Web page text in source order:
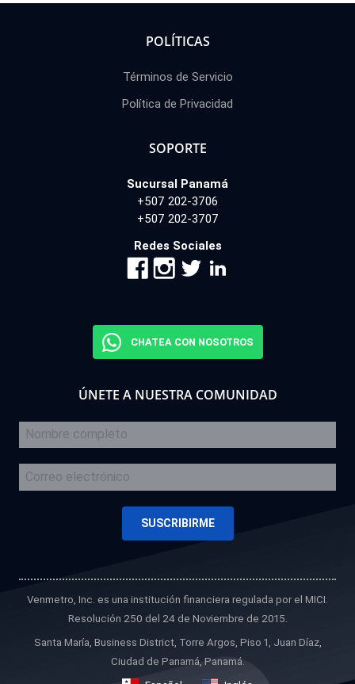
POLÍTICAS
Términos de Servicio
Política de Privacidad
SOPORTE
Sucursal Panamá
+507 202-3706
+507 202-3707
Redes Sociales
CHATEA CON NOSOTROS
ÚNETE A NUESTRA COMUNIDAD
Venmetro, Inc. es una institución financiera regulada por el MICI.
Resolución 250 del 24 de Noviembre de 2015.
Santa María, Business District, Torre Argos, Piso 1, Juan Díaz,
Ciudad de Panamá, Panamá.